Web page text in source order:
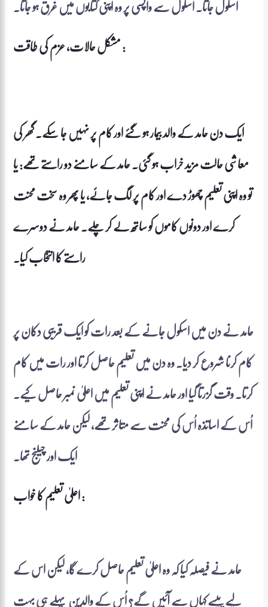
اسکول جاتا۔ اسکول سے واپسی پر وہ اپنی کتابوں میں غرق ہو جاتا۔
مشکل حالات، عزم کی طاقت :
ایک دن حامد کے والد بیمار ہو گئے اور کام پر نہیں جا سکے۔ گھر کی
معاشی حالت مزید خراب ہو گئی۔ حامد کے سامنے دو راستے تھے: یا
تو وہ اپنی تعلیم چھوڑ دے اور کام پر لگ جائے، یا پھر وہ سخت محنت
کرے اور دونوں کاموں کو ساتھ لے کر چلے۔ حامد نے دوسرے
راستے کا انتخاب کیا۔
حامد نے دن میں اسکول جانے کے بعد رات کو ایک قریبی دکان پر
کام کرنا شروع کر دیا۔ وہ دن میں تعلیم حاصل کرتا اور رات میں کام
کرتا۔ وقت گزرتا گیا اور حامد نے اپنی تعلیم میں اعلیٰ نمبر حاصل کیے۔
اُس کے اساتذہ اُس کی محنت سے متاثر تھے، لیکن حامد کے سامنے
ایک اور چیلنج تھا۔
اعلیٰ تعلیم کا خواب :
حامد نے فیصلہ کیا کہ وہ اعلیٰ تعلیم حاصل کرے گا، لیکن اس کے
لیے پیسے کہاں سے آئیں گے؟ اُس کے والدین پہلے ہی بہت